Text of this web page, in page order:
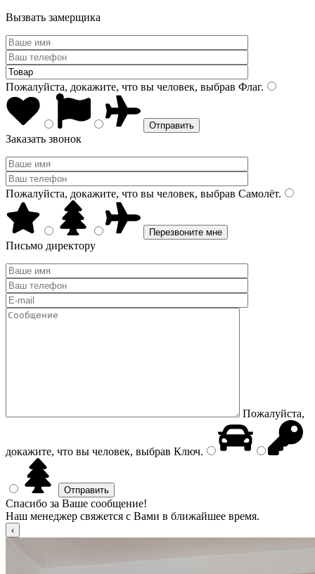
Вызвать замерщика
Пожалуйста, докажите, что вы человек, выбрав Флаг.
Заказать звонок
Пожалуйста, докажите, что вы человек, выбрав Самолёт.
Письмо директору
Пожалуйста,
докажите, что вы человек, выбрав Ключ.
Спасибо за Ваше сообщение!
Наш менеджер свяжется с Вами в ближайшее время.